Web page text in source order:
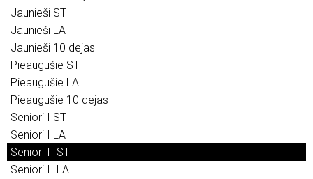
Jaunieši ST
Jaunieši LA
Jaunieši 10 dejas
Pieaugušie ST
Pieaugušie LA
Pieaugušie 10 dejas
Seniori I ST
Seniori I LA
Seniori II ST
Seniori II LA